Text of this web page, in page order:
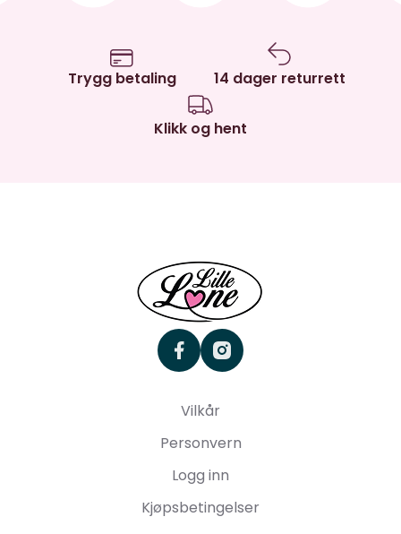
Trygg betaling 14 dager returrett
Klikk og hent
facebookinstagram
Vilkår
Personvern
Logg inn
Kjøpsbetingelser